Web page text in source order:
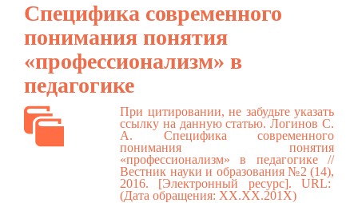
Специфика современного
понимания понятия
«профессионализм» в
педагогике
При цитировании, не забудьте указать
ссылку на данную статью. Логинов С.
А. Специфика современного
понимания понятия
«профессионализм» в педагогике //
Вестник науки и образования №2 (14),
2016. [Электронный ресурс]. URL:
(Дата обращения: ХХ.ХХ.201Х)